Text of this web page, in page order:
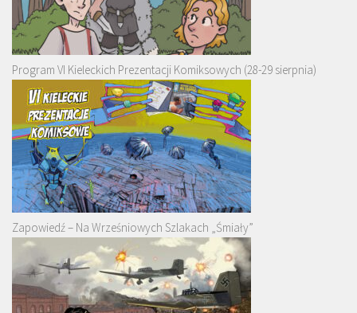
Program VI Kieleckich Prezentacji Komiksowych (28-29 sierpnia)
Zapowiedź – Na Wrześniowych Szlakach „Śmiały”